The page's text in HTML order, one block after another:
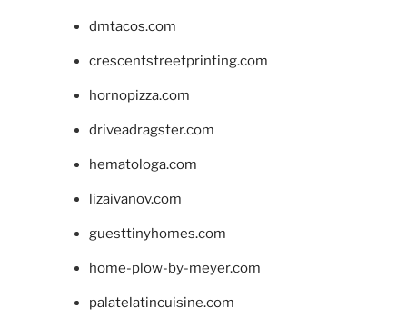
dmtacos.com
crescentstreetprinting.com
hornopizza.com
driveadragster.com
hematologa.com
lizaivanov.com
guesttinyhomes.com
home-plow-by-meyer.com
palatelatincuisine.com